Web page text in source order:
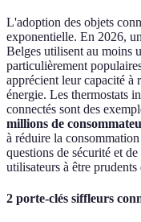
L'adoption des objets
exponentielle. En 2026,
Belges utilisent au moins
particulièrement
apprécient leur capacité à
énergie. Les thermostats
connectés sont des
millions de
à réduire la
questions de sécurité et
utilisateurs à être
2 porte-clés siffleurs